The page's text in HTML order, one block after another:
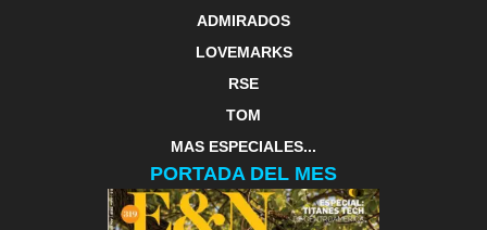
ADMIRADOS
LOVEMARKS
RSE
TOM
MAS ESPECIALES...
PORTADA DEL MES